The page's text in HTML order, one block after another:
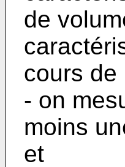
de
cours de
- on
moins
et